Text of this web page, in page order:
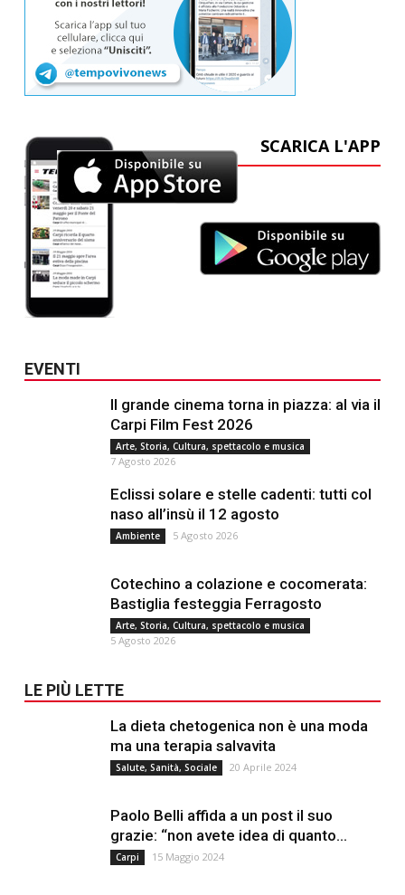
SCARICA L'APP
EVENTI
Il grande cinema torna in piazza: al via il
Carpi Film Fest 2026
Arte, Storia, Cultura, spettacolo e musica
7 Agosto 2026
Eclissi solare e stelle cadenti: tutti col
naso all’insù il 12 agosto
Ambiente 5 Agosto 2026
Cotechino a colazione e cocomerata:
Bastiglia festeggia Ferragosto
Arte, Storia, Cultura, spettacolo e musica
5 Agosto 2026
LE PIÙ LETTE
La dieta chetogenica non è una moda
ma una terapia salvavita
Salute, Sanità, Sociale 20 Aprile 2024
Paolo Belli affida a un post il suo
grazie: “non avete idea di quanto...
Carpi 15 Maggio 2024